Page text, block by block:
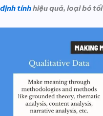
định tínhhiệu quả, loại bỏ